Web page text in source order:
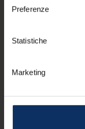
Preferenze
Statistiche
MarketingTon Bouquet
Via Plan 306/308